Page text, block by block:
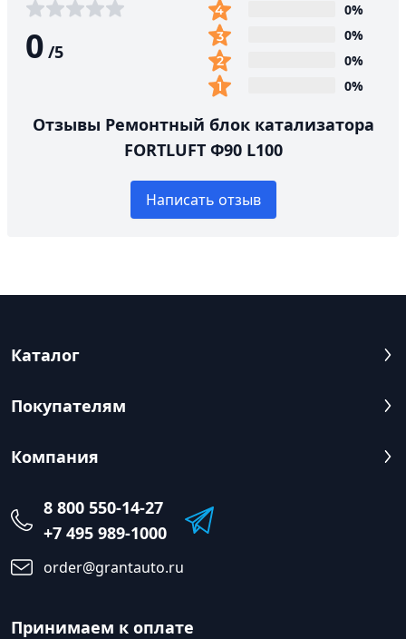
0 /5
0%
0%
0%
0%
Отзывы Ремонтный блок катализатора
FORTLUFT Ф90 L100
Написать отзыв
Каталог
Покупателям
Компания
8 800 550-14-27
+7 495 989-1000
order@grantauto.ru
Принимаем к оплате